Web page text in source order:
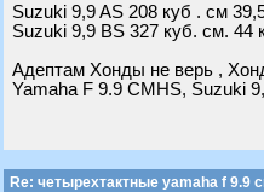
Suzuki 9,9 AS 208 куб . см
Suzuki 9,9 BS 327 куб. см. 44
Адептам Хонды не верь ,
Yamaha F 9.9 CMHS, Suzuki
Re: четырехтактные yamaha f 9.9